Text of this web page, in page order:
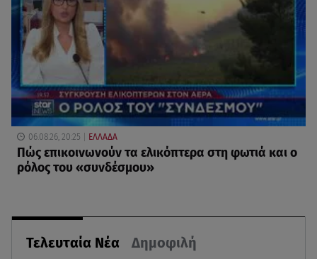
Τελευταία Νέα Δημοφιλή
06.08.26, 20:25 ΕΛΛΑΔΑ
Πώς επικοινωνούν τα ελικόπτερα στη φωτιά και ο
ρόλος του «συνδέσμου»